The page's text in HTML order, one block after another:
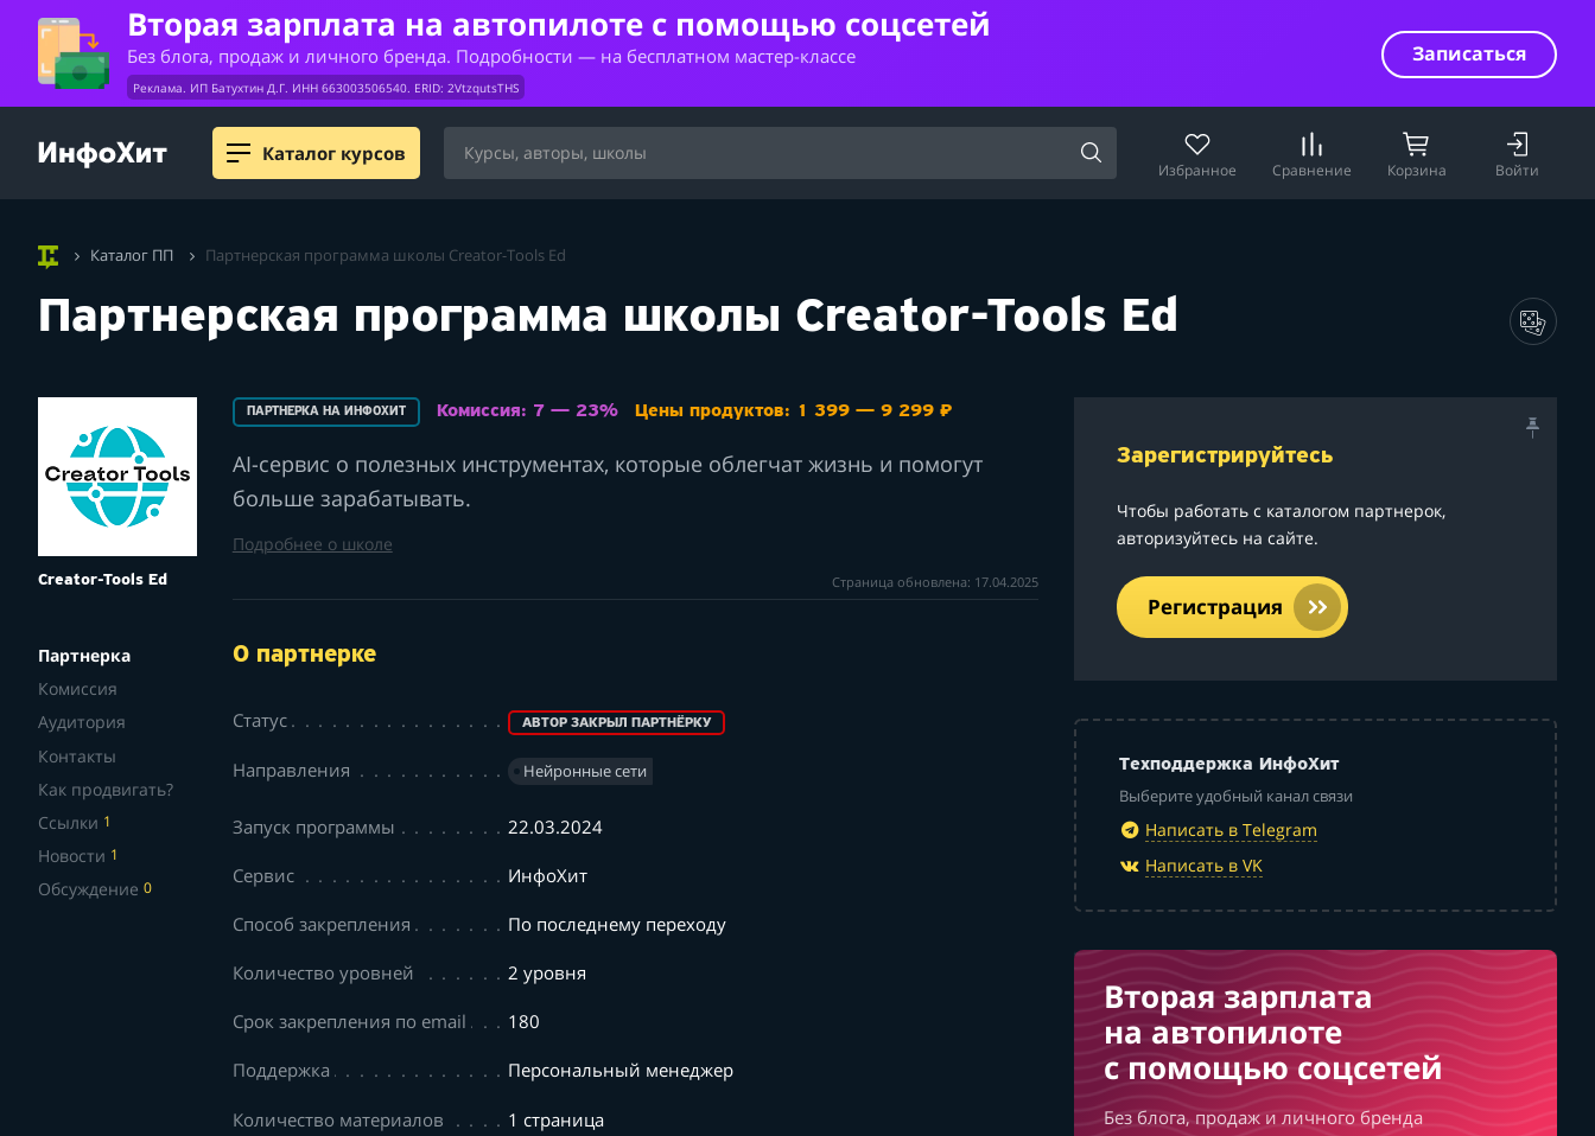
Вторая зарплата на автопилоте с помощью соцсетей
Без блога, продаж и личного бренда. Подробности — на бесплатном мастер-классе
Реклама. ИП Батухтин Д.Г. ИНН 663003506540. ERID: 2VtzqutsTHS
Записаться
Каталог курсов
Избранное Сравнение Корзина Войти
Каталог ПП Партнерская программа школы Creator-Tools Ed
Партнерская программа школы Creator-Tools Ed
Creator-Tools Ed
Партнерка
Комиссия
Аудитория
Контакты
Как продвигать?
Ссылки 1
Новости 1
Обсуждение 0
ПАРТНЕРКА НА ИНФОХИТ Комиссия: 7 — 23% Цены продуктов: 1 399 — 9 299 ₽
AI-сервис о полезных инструментах, которые облегчат жизнь и помогут
больше зарабатывать.
Подробнее о школе
Страница обновлена: 17.04.2025
О партнерке
Статус АВТОР ЗАКРЫЛ ПАРТНЁРКУ
Направления Нейронные сети
Запуск программы 22.03.2024
Сервис ИнфоХит
Способ закрепления По последнему переходу
Количество уровней 2 уровня
Срок закрепления по email 180
Поддержка Персональный менеджер
Количество материалов 1 страница
Зарегистрируйтесь
Чтобы работать с каталогом партнерок,
авторизуйтесь на сайте.
Регистрация
Техподдержка ИнфоХит
Выберите удобный канал связи
Написать в Telegram
Написать в VK
Вторая зарплата
на автопилоте
с помощью соцсетей
Без блога, продаж и личного бренда